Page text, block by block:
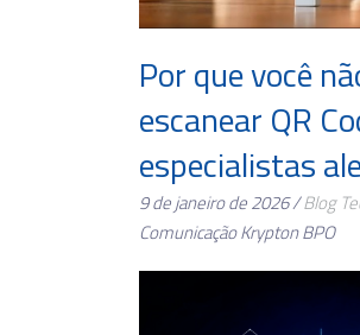
Por que você
escanear QR
especialistas
9 de janeiro de 2026 /Blog
Comunicação Krypton BPO